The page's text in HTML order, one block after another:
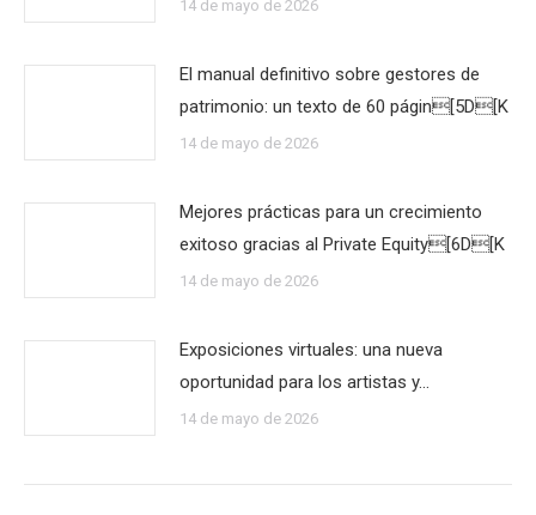
14 de mayo de 2026
El manual definitivo sobre gestores de
patrimonio: un texto de 60 págin[5D[K
14 de mayo de 2026
Mejores prácticas para un crecimiento
exitoso gracias al Private Equity[6D[K
14 de mayo de 2026
Exposiciones virtuales: una nueva
oportunidad para los artistas y…
14 de mayo de 2026